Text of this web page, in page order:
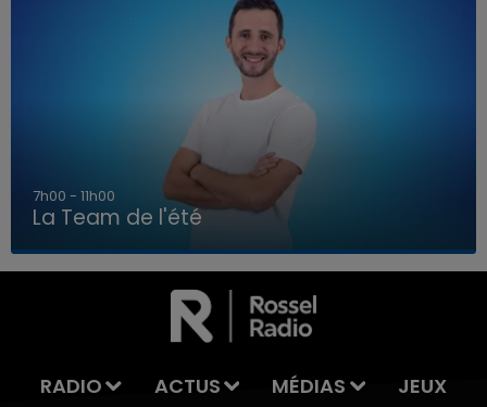
LA TEAM DE L'ÉTÉ
7h00 - 11h00
La Team de l'été
RADIO ACTUS MÉDIAS JEUX